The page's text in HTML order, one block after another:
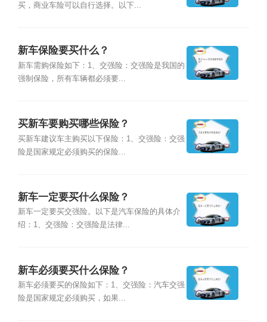
买，商业车险可以自行选择。以下...
新车保险要买什么？
新车需购保险如下：1、交强险：交强险是我国的
强制保险，所有车辆都必须要...
买新车要购买哪些保险？
买新车建议车主购买以下保险：1、交强险：交强
险是国家规定必须购买的保险...
新车一定要买什么保险？
新车一定要买交强险。以下是汽车保险的具体介
绍：1、交强险：交强险是法律...
新车必须要买什么保险？
新车必须要买的保险如下：1、交强险：汽车交强
险是国家规定必须购买，如果...